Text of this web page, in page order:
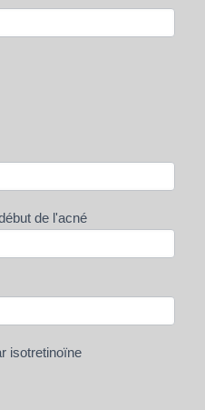
de l'acné
isotretinoïne